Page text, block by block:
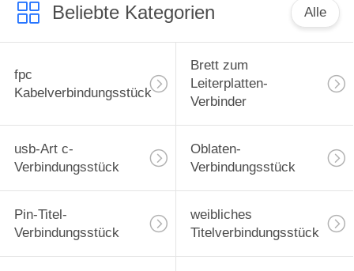
Beliebte Kategorien Alle
fpc
Kabelverbindungsstück
Brett zum
Leiterplatten-
Verbinder
usb-Art c-
Verbindungsstück
Oblaten-
Verbindungsstück
Pin-Titel-
Verbindungsstück
weibliches
Titelverbindungsstück